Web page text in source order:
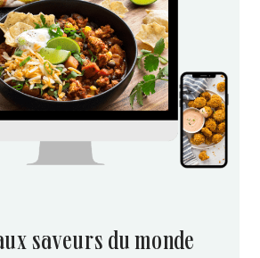
saveurs du monde